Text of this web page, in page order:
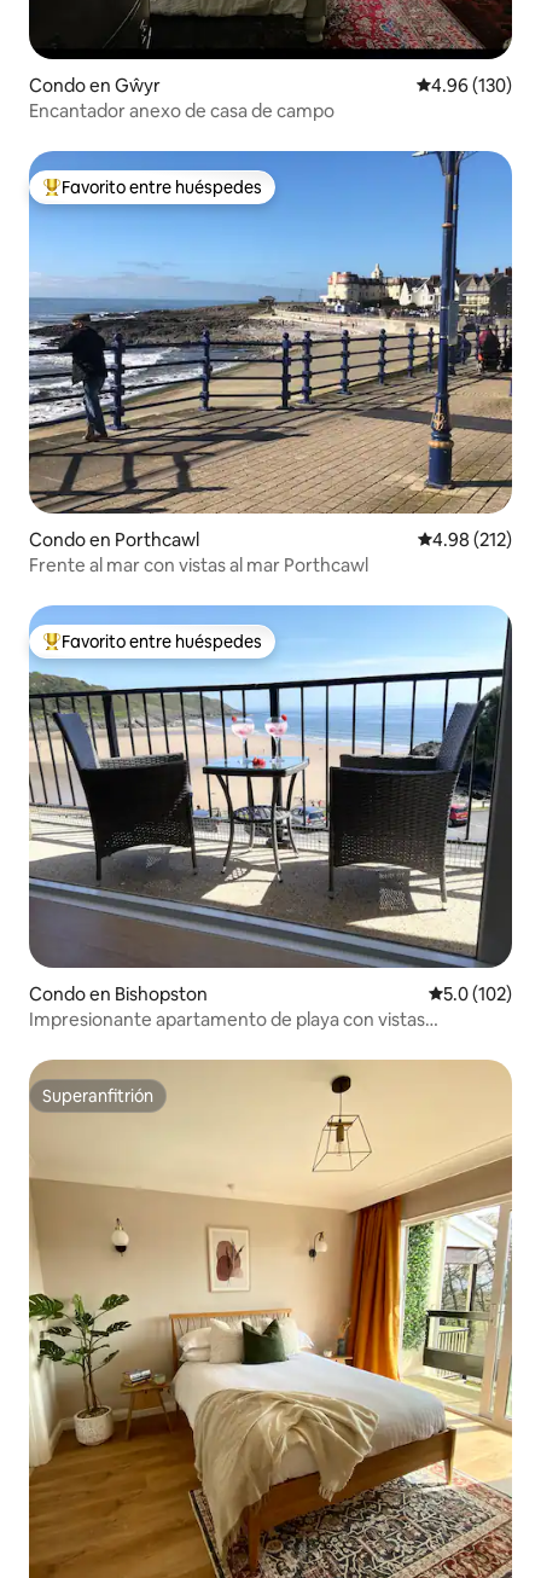
Condo en Gŵyr Calificación
4.96 (130)
Encantador anexo de casa de campo
Favorito entre huéspedes preferido
Favorito entre huéspedes
Condo en Porthcawl Calificación
4.98 (212)
Frente al mar con vistas al mar Porthcawl
Favorito entre huéspedes preferido
Favorito entre huéspedes
Condo en Bishopston Calificación
5.0 (102)
Impresionante apartamento de playa con vistas
Superanfitrión
Superanfitrión